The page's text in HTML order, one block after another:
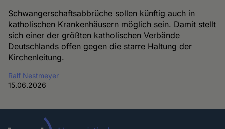
Schwangerschaftsabbrüche sollen künftig auch in
katholischen Krankenhäusern möglich sein. Damit stellt
sich einer der größten katholischen Verbände
Deutschlands offen gegen die starre Haltung der
Kirchenleitung.
Ralf Nestmeyer
15.06.2026